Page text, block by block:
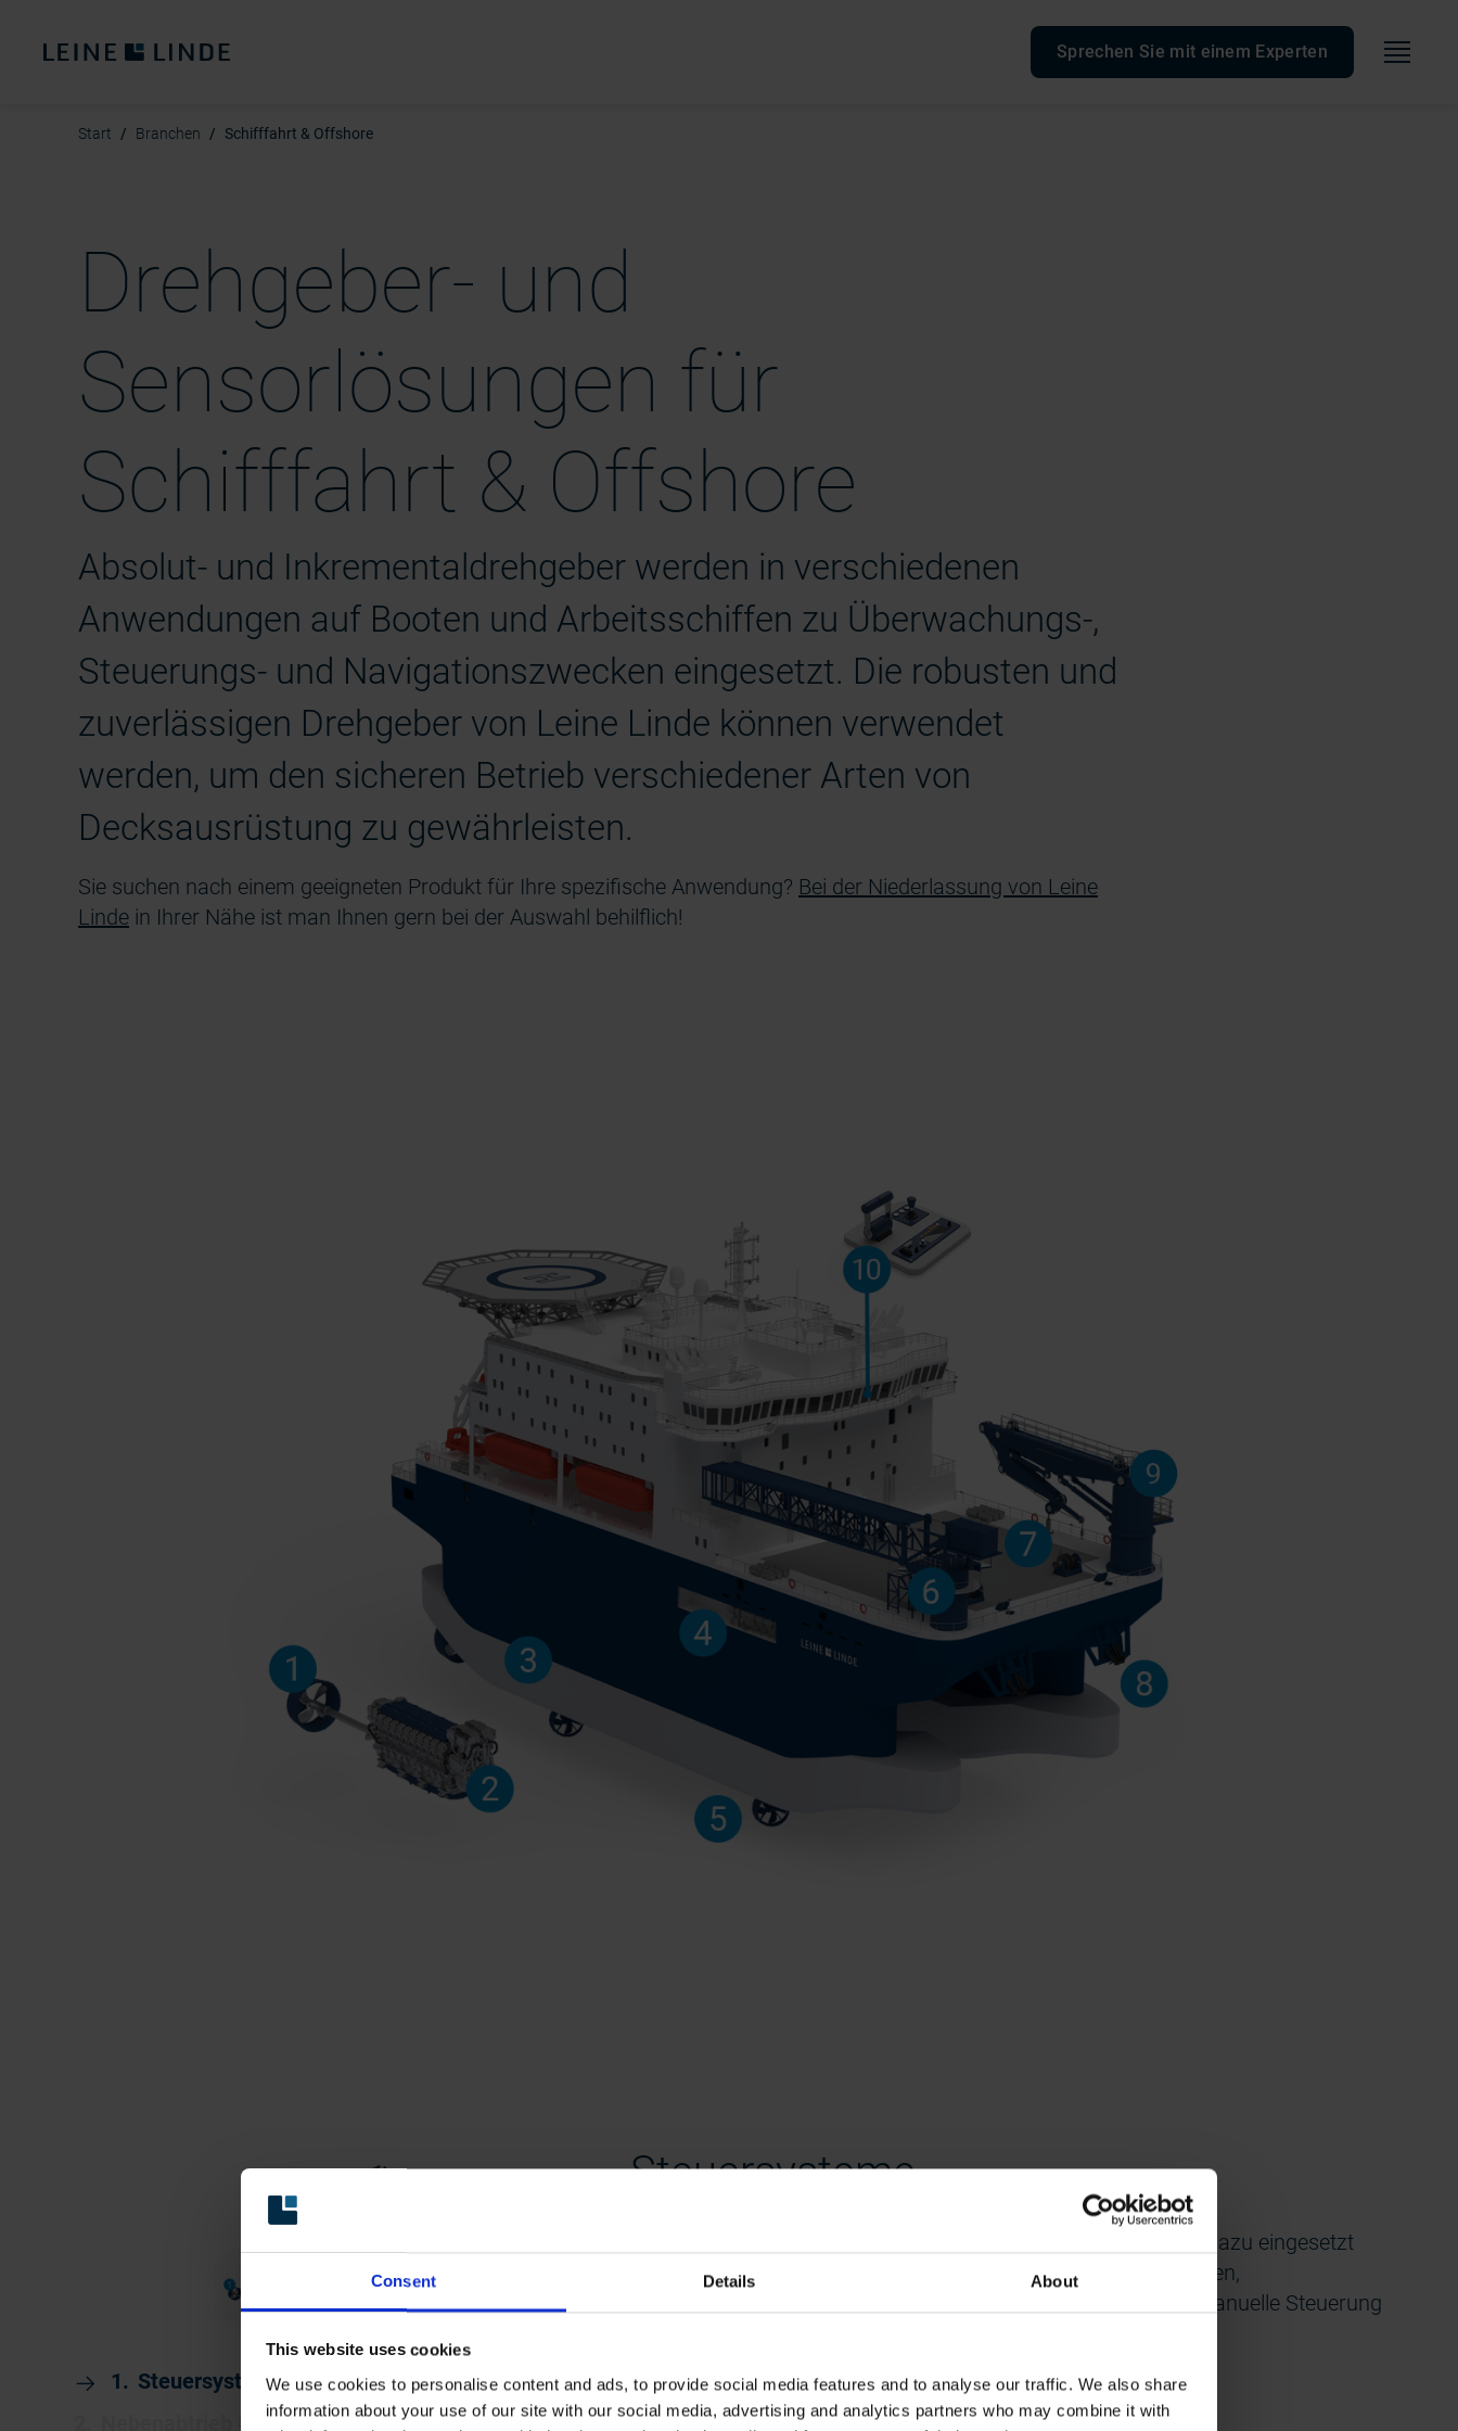
Consent Details About
This website uses cookies
We use cookies to personalise content and ads, to provide social media features and to analyse our traffic. We also share
information about your use of our site with our social media, advertising and analytics partners who may combine it with
Sprechen Sie mit einem Experten
Start Branchen Schifffahrt & Offshore
Drehgeber- und
Sensorlösungen für
Schifffahrt & Offshore
Absolut- und Inkrementaldrehgeber werden in verschiedenen
Anwendungen auf Booten und Arbeitsschiffen zu Überwachungs-,
Steuerungs- und Navigationszwecken eingesetzt. Die robusten und
zuverlässigen Drehgeber von Leine Linde können verwendet
werden, um den sicheren Betrieb verschiedener Arten von
Decksausrüstung zu gewährleisten.
Sie suchen nach einem geeigneten Produkt für Ihre spezifische Anwendung? Bei der Niederlassung von Leine
Linde in Ihrer Nähe ist man Ihnen gern bei der Auswahl behilflich!
Steuersysteme
Nebenabtrieb (PTO)
Steuersysteme
Absolut- und Inkrementaldrehgeber können im Steuersystem dazu eingesetzt
werden, die Position des Ruders bzw. Steuerrads zu überwachen,
Autopilotsysteme mit Rückmeldungen zu versorgen und die manuelle Steuerung